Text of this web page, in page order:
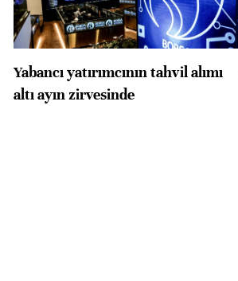
Yabancı yatırımcının tahvil alımı
altı ayın zirvesinde